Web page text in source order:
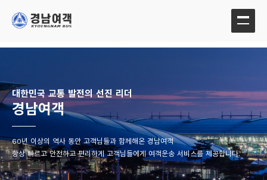
대한민국 교통 발전의 선진 리더
경남여객
60년 이상의 역사 동안 고객님들과 함께해온 경남여객
항상 빠르고 안전하고 편리하게 고객님들에게 여객운송 서비스를 제공합니다.